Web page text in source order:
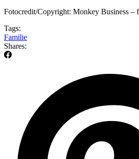
Fotocredit/Copyright: Monkey Business –
Tags:
Familie
Shares: